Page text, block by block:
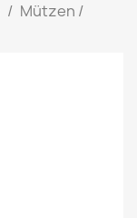
Mützen /